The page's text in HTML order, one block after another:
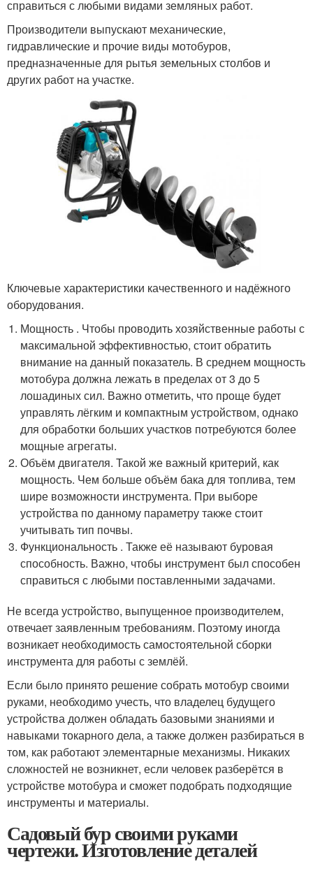
справиться с любыми видами земляных работ.
Производители выпускают механические,
гидравлические и прочие виды мотобуров,
предназначенные для рытья земельных столбов и
других работ на участке.
Ключевые характеристики качественного и надёжного
оборудования.
Мощность . Чтобы проводить хозяйственные работы с
максимальной эффективностью, стоит обратить
внимание на данный показатель. В среднем мощность
мотобура должна лежать в пределах от 3 до 5
лошадиных сил. Важно отметить, что проще будет
управлять лёгким и компактным устройством, однако
для обработки больших участков потребуются более
мощные агрегаты.
Объём двигателя. Такой же важный критерий, как
мощность. Чем больше объём бака для топлива, тем
шире возможности инструмента. При выборе
устройства по данному параметру также стоит
учитывать тип почвы.
Функциональность . Также её называют буровая
способность. Важно, чтобы инструмент был способен
справиться с любыми поставленными задачами.
Не всегда устройство, выпущенное производителем,
отвечает заявленным требованиям. Поэтому иногда
возникает необходимость самостоятельной сборки
инструмента для работы с землёй.
Если было принято решение собрать мотобур своими
руками, необходимо учесть, что владелец будущего
устройства должен обладать базовыми знаниями и
навыками токарного дела, а также должен разбираться в
том, как работают элементарные механизмы. Никаких
сложностей не возникнет, если человек разберётся в
устройстве мотобура и сможет подобрать подходящие
инструменты и материалы.
Садовый бур своими руками
чертежи. Изготовление деталей